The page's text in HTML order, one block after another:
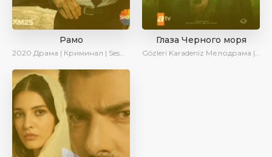
Рамо
2020 Драма | Криминал | SesDizi | Ирина Котова
Глаза Черного моря
Gözleri Karadeniz Мелодрама | Драма | Новинки | Сериалы 2025